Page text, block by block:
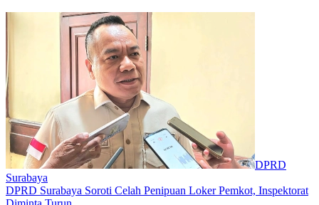
DPRD
Surabaya
DPRD Surabaya Soroti Celah Penipuan Loker Pemkot, Inspektorat